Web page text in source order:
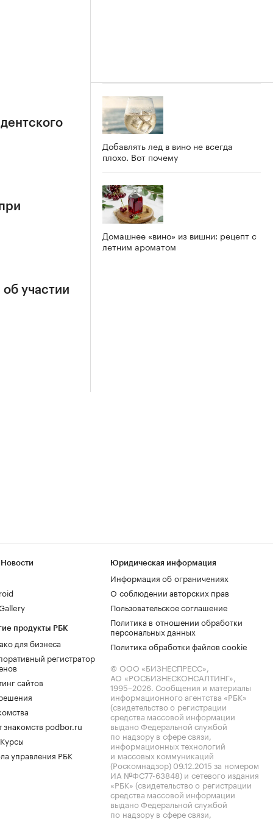
участии
Добавлять лед в вино не всегда
плохо. Вот почему
Домашнее «вино» из вишни: рецепт с
летним ароматом
продукты РБК
для бизнеса
регистратор
сайтов
знакомств podbor.ru
управления РБК
Юридическая информация
Информация об ограничениях
О соблюдении авторских прав
Пользовательское соглашение
Политика в отношении обработки
персональных данных
Политика обработки файлов cookie
© ООО «БИЗНЕСПРЕСС»,
АО «РОСБИЗНЕСКОНСАЛТИНГ»,
1995–2026. Сообщения и материалы
информационного агентства «РБК»
(свидетельство о регистрации
средства массовой информации
выдано Федеральной службой
по надзору в сфере связи,
информационных технологий
и массовых коммуникаций
(Роскомнадзор) 09.12.2015 за номером
ИА №ФС77-63848) и сетевого издания
«РБК» (свидетельство о регистрации
средства массовой информации
выдано Федеральной службой
по надзору в сфере связи,